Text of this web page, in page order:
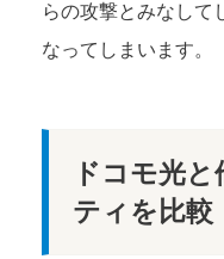
らの攻撃とみなして
なってしまいます。
ドコモ光
ティを比較